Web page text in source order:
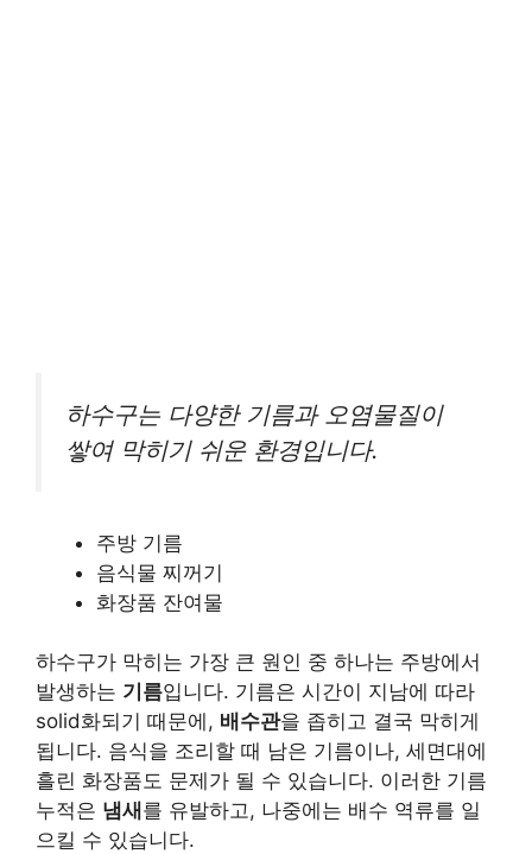
하수구는 다양한 기름과 오염물질이
쌓여 막히기 쉬운 환경입니다.
주방 기름
음식물 찌꺼기
화장품 잔여물
하수구가 막히는 가장 큰 원인 중 하나는 주방에서
발생하는 기름입니다. 기름은 시간이 지남에 따라
solid화되기 때문에, 배수관을 좁히고 결국 막히게
됩니다. 음식을 조리할 때 남은 기름이나, 세면대에
흘린 화장품도 문제가 될 수 있습니다. 이러한 기름
누적은 냄새 를 유발하고, 나중에는 배수 역류를 일
으킬 수 있습니다.